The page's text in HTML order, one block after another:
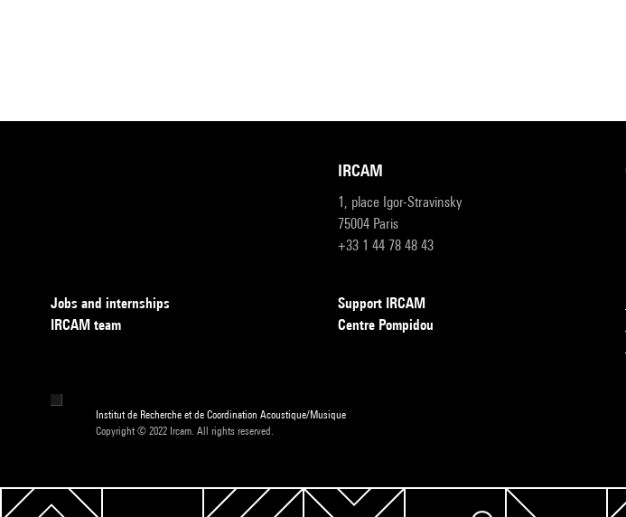
IRCAM
1, place Igor-Stravinsky
75004 Paris
+33 1 44 78 48 43
Jobs and internships
IRCAM team
Support IRCAM
Centre Pompidou
Institut de Recherche et de Coordination Acoustique/Musique
Copyright © 2022 Ircam. All rights reserved.